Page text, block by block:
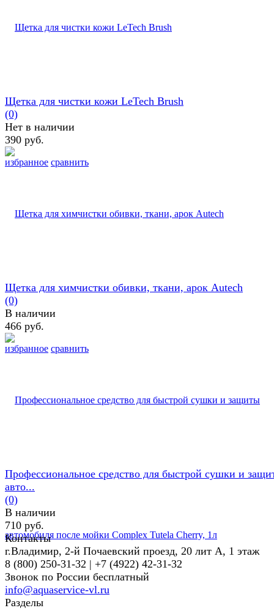
избранное сравнить
Щетка для чистки кожи LeTech Brush
(0)
Нет в наличии
390 руб.
избранное сравнить
Щетка для химчистки обивки, ткани, арок Autech
(0)
В наличии
466 руб.
Профессиональное средство для быстрой сушки и
авто...
(0)
В наличии
710 руб.
Контакты
г.Владимир, 2-й Почаевский проезд, 20 лит А, 1 этаж
8 (800) 250-31-32 | +7 (4922) 42-31-32
Звонок по России бесплатный
info@aquaservice-vl.ru
Разделы